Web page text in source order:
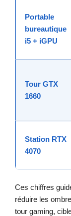
Portable
bureautique
i5 + iGPU
Tour GTX
1660
Station RTX
4070
Ces chiffres
réduire les
tour gaming,